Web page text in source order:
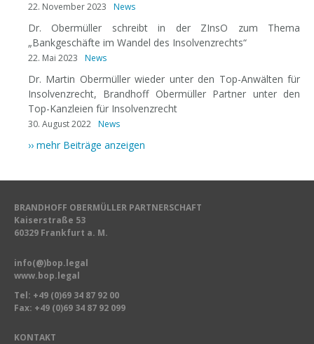
22. November 2023 News
Dr. Obermüller schreibt in der ZInsO zum Thema
„Bankgeschäfte im Wandel des Insolvenzrechts“
22. Mai 2023 News
Dr. Martin Obermüller wieder unter den Top-Anwälten für
Insolvenzrecht, Brandhoff Obermüller Partner unter den
Top-Kanzleien für Insolvenzrecht
30. August 2022 News
›› mehr Beiträge anzeigen
BRANDHOFF OBERMÜLLER PARTNERSCHAFT
Kaiserstraße 53
60329 Frankfurt a. M.
info(@)bop.legal
www.bop.legal
Tel: +49 (0)69 34 87 92 00
Fax: +49 (0)69 34 87 92 099
KONTAKT